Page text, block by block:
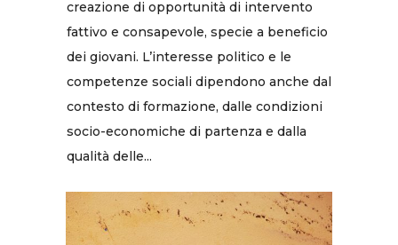
creazione di opportunità di intervento
fattivo e consapevole, specie a beneficio
dei giovani. L’interesse politico e le
competenze sociali dipendono anche dal
contesto di formazione, dalle condizioni
socio-economiche di partenza e dalla
qualità delle...